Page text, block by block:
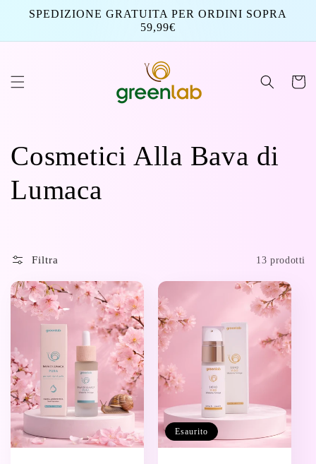
direttamente
SPEDIZIONE GRATUITA PER ORDINI SOPRA
59,99€
Carrello
C
o
l
e
i
o
n
Cosmetici Alla Bava di
Lumaca
Filtra 13 prodotti
Esaurito